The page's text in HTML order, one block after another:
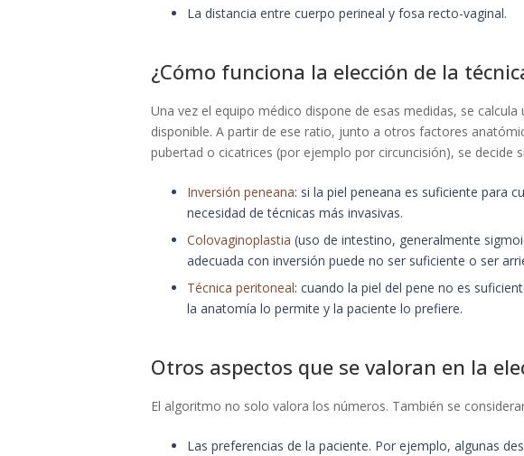
La distancia entre cuerpo perineal y fosa recto-vaginal.
¿Cómo funciona la elección de la
Una vez el equipo médico dispone de esas medidas, se
disponible. A partir de ese ratio, junto a otros factores
pubertad o cicatrices (por ejemplo por circuncisión), se decide
Inversión peneana: si la piel peneana es suficiente para
necesidad de técnicas más invasivas.
Colovaginoplastia (uso de intestino, generalmente
adecuada con inversión puede no ser suficiente o ser
Técnica peritoneal: cuando la piel del pene no es
la anatomía lo permite y la paciente lo prefiere.
Otros aspectos que se valoran en la
El algoritmo no solo valora los números. También se
Las preferencias de la paciente. Por ejemplo, algunas